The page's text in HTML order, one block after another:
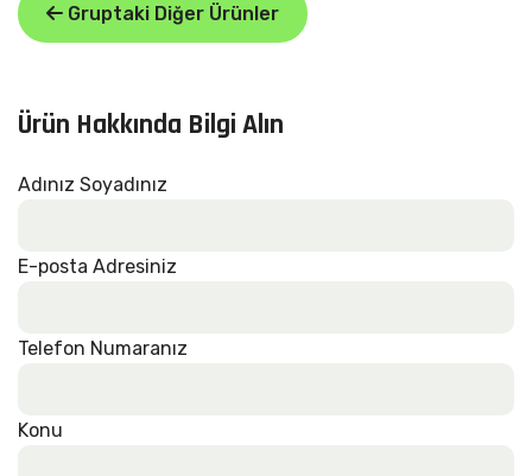
Gruptaki Diğer Ürünler
Ürün Hakkında Bilgi Alın
Adınız Soyadınız
E-posta Adresiniz
Telefon Numaranız
Konu